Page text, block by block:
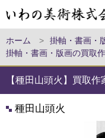
ホーム > 掛軸・書画・
掛軸・書画・版画の買取
【種田山頭火】買取
種田山頭火